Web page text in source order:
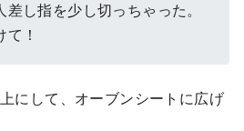
差し指を少し切っちゃった。
！
にして、オーブンシートに広げ